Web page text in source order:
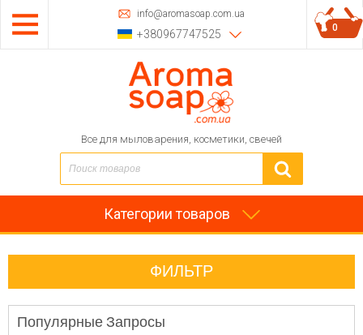
info@aromasoap.com.ua
+380967747525
Все для мыловарения, косметики, свечей
0
Категории товаров
ФИЛЬТР
Популярные Запросы